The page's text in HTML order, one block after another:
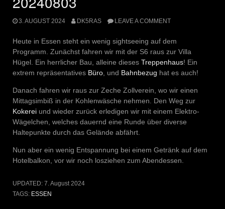
3. AUGUST 2024 DK5RAS LEAVE A COMMENT
Heute in Essen steht ein wenig sightseeing auf dem
Programm. Zunächst fahren wir mit der S6 raus zur Villa
Hügel. Ein herrlicher Bau, alleine dieses Treppenhaus! Ein
extrem repräsentatives Büro , und Bahnbezug hat es auch!
Danach fahren wir raus zur Zeche Zollverein, wo wir einen
Mittagsimbiß in der Kohlenwäsche nehmen. Den Weg zur
Kokerei und wieder zurück erledigen wir mit einem Elektro-
Wägelchen, welches dauernd eine Runde über diverse
Haltepunkte durch das Gelände abfährt.
Nun aber ein wenig Entspannung bei einem Getränk auf dem
Hotelbalkon, vor wir noch losziehen zum Abendessen.
UPDATED: 7. August 2024
TAGS: ESSEN